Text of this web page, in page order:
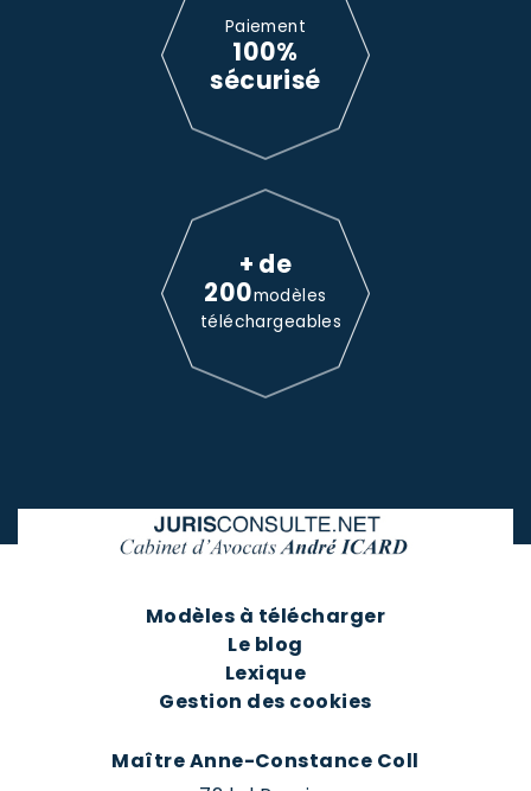
Paiement
100%
sécurisé
+ de
200modèles
téléchargeables
Modèles à télécharger
Le blog
Lexique
Gestion des cookies
Maître Anne-Constance Coll